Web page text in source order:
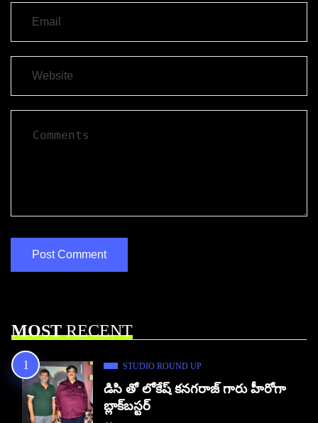
MOSTRECENT
STUDIO ROUND UP
డిసి తో లోకేష్ కనగరాజ్ గారు హీరోగా
బ్లాక్‌బస్టర్